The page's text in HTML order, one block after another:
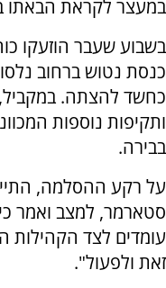
במעצר לקראת הבאתו
בשבוע שעבר הוזעקו
כנסת נטוש ברחוב
כחשד להצתה. במקביל,
ותקיפות נוספות
בבירה.
על רקע ההסלמה,
סטארמר, למצב ואמר
עומדים לצד הקהילות
זאת ולפעול".